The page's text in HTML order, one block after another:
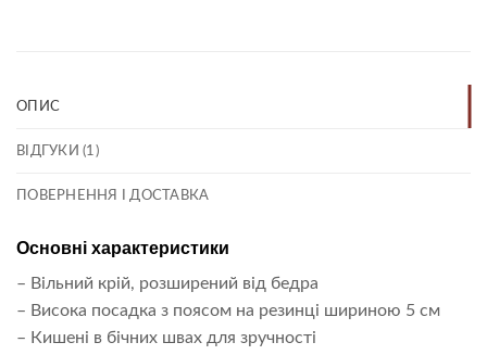
ОПИС
ВІДГУКИ (1)
ПОВЕРНЕННЯ І ДОСТАВКА
Основні характеристики
– Вільний крій, розширений від бедра
– Висока посадка з поясом на резинці шириною 5 см
– Кишені в бічних швах для зручності